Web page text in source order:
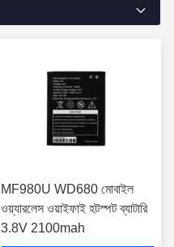
MF980U WD680 মোবাইল
ওয়্যারলেস ওয়াইফাই হটস্পট ব্যাটারি
3.8V 2100mah